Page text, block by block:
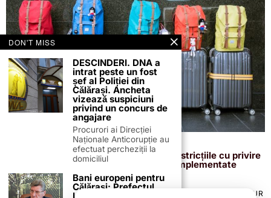
Un aeroport din România reintroduce restricțiile cu privire
la transportul lichidelor. Măsurile sunt implementate
temporar
TERMENI ȘI CONDIȚII POLITICA DE ANULARE & RETUR
DON'T MISS
DESCINDERI. DNA a
intrat peste un fost
șef al Poliției din
Călărași. Ancheta
vizează suspiciuni
privind un concurs de
angajare
Procurori ai Direcției
Naționale Anticorupție au
efectuat percheziții la
domiciliul
Bani europeni pentru
Călărași: Prefectul